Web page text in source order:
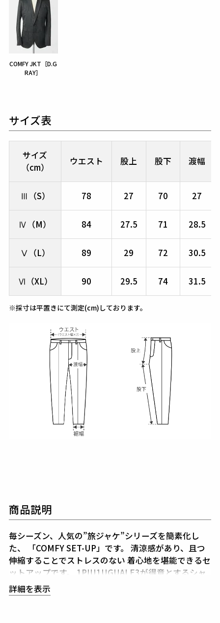
COMFY JKT［D.G
RAY］
サイズ表
サイズ
（cm）
ウエスト 股上 股下 渡幅
Ⅲ（S） 78 27 70 27
Ⅳ（M） 84 27.5 71 28.5
Ⅴ（L） 89 29 72 30.5
Ⅵ（XL） 90 29.5 74 31.5
※採寸は平置きにて測定(cm)しております。
商品説明
毎シーズン、人気の”旅ジャケ”シリーズを簡素化し
た、
「COMFY SET-UP」です。 清涼感があり、且つ
伸縮することでストレスのない 着心地を堪能できるセ
ットアップです。 1PIU1UGUALE3が得意とするシャ
ープで美しいシルエットに加え
と3Dパターン＆立体裁断により細身ながら
詳細を表示